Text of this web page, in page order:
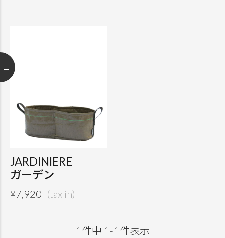
JARDINIERE
ガーデン
¥7,920
1 件中 1 -1 件表示